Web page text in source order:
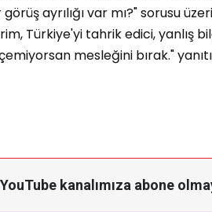
ayrılığı var mı?" sorusu
Türkiye'yi tahrik edici, yanlış
mesleğini bırak."
kanalımıza abone